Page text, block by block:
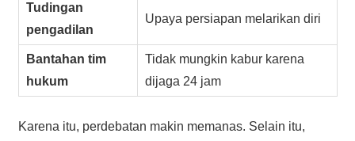
Tudingan
pengadilan
Upaya persiapan melarikan diri
Bantahan tim
hukum
Tidak mungkin kabur karena
dijaga 24 jam
Karena itu, perdebatan makin memanas. Selain itu,